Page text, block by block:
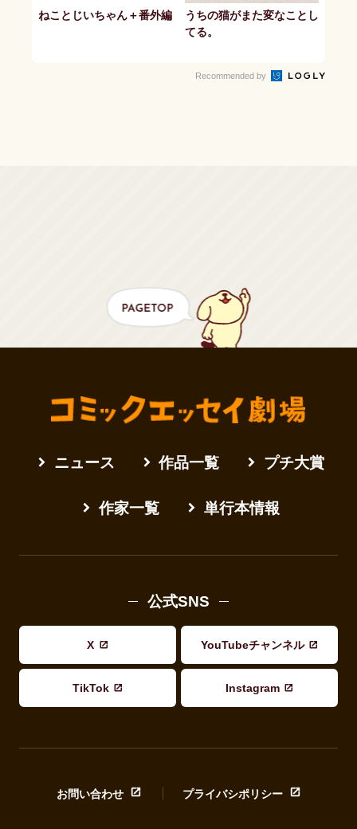
ねことじいちゃん＋番外編
うちの猫がまた変なことし
てる。
Recommended by
ニュース 作品一覧 プチ大賞
作家一覧 単行本情報
公式SNS
X YouTubeチャンネル
TikTok Instagram
お問い合わせ プライバシポリシー